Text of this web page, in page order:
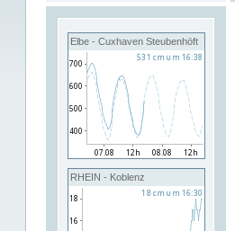
Elbe - Cuxhaven Steubenhöft
RHEIN - Koblenz